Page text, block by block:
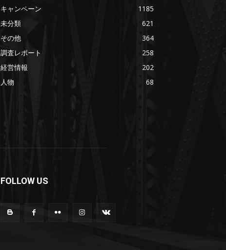
キャンペーン
1185
未分類
621
その他
364
調査レポート
258
経営情報
202
人物
68
FOLLOW US